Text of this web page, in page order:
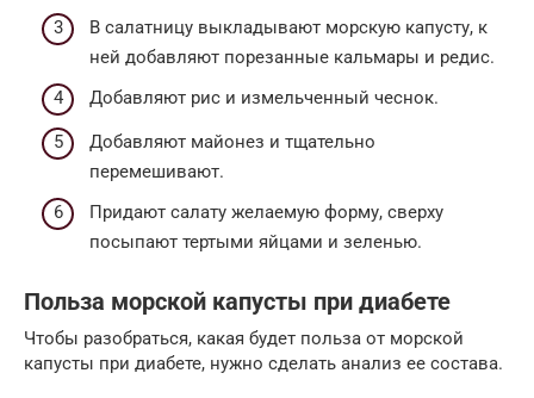
В салатницу выкладывают морскую капусту, к
ней добавляют порезанные кальмары и редис.
Добавляют рис и измельченный чеснок.
Добавляют майонез и тщательно
перемешивают.
Придают салату желаемую форму, сверху
посыпают тертыми яйцами и зеленью.
Польза морской капусты при диабете
Чтобы разобраться, какая будет польза от морской
капусты при диабете, нужно сделать анализ ее состава.